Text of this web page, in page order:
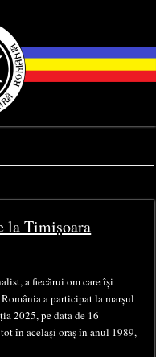
la Timișoara
a fiecărui om care își
a participat la marșul
2025, pe data de 16
în același oraș în anul 1989,